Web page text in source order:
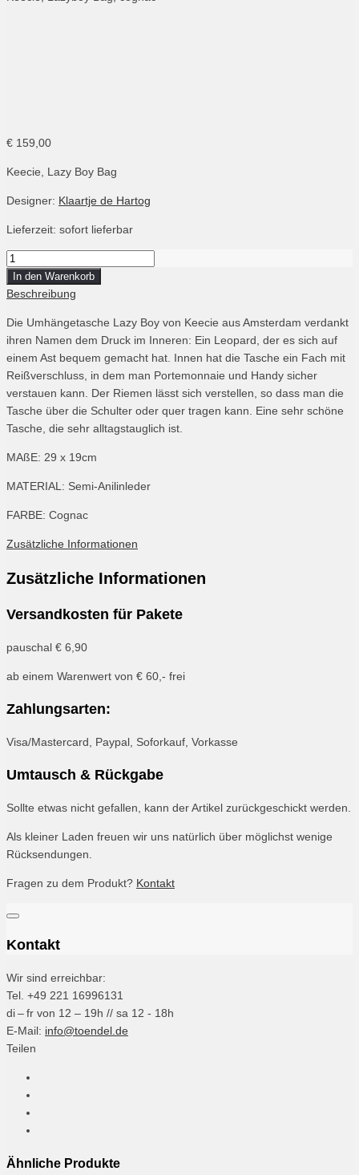
€ 159,00
Keecie, Lazy Boy Bag
Designer: Klaartje de Hartog
Lieferzeit: sofort lieferbar
Menge
Keecie,
Lazyboy
cognac
In den Warenkorb
Beschreibung
Die Umhängetasche Lazy Boy von Keecie aus Amsterdam verdankt
ihren Namen dem Druck im Inneren: Ein Leopard, der es sich auf
einem Ast bequem gemacht hat. Innen hat die Tasche ein Fach mit
Reißverschluss, in dem man Portemonnaie und Handy sicher
verstauen kann. Der Riemen lässt sich verstellen, so dass man die
Tasche über die Schulter oder quer tragen kann. Eine sehr schöne
Tasche, die sehr alltagstauglich ist.
MAßE: 29 x 19cm
MATERIAL: Semi-Anilinleder
FARBE: Cognac
Zusätzliche Informationen
Zusätzliche Informationen
Versandkosten für Pakete
pauschal € 6,90
ab einem Warenwert von € 60,- frei
Zahlungsarten:
Visa/Mastercard, Paypal, Soforkauf, Vorkasse
Umtausch & Rückgabe
Sollte etwas nicht gefallen, kann der Artikel zurückgeschickt werden.
Als kleiner Laden freuen wir uns natürlich über möglichst wenige
Rücksendungen.
Fragen zu dem Produkt? Kontakt
Kontakt
Wir sind erreichbar:
Tel. +49 221 16996131
di – fr von 12 – 19h // sa 12 - 18h
E-Mail: info@toendel.de
Teilen
Ähnliche Produkte